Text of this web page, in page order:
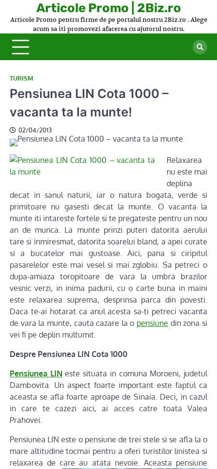
Articole Promo | 2Biz.ro
Articole Promo pentru firme de pe portalul nostru 2Biz.ro . Alege
acum sa iti promovezi afacerea cu ajutorul nostru.
TURISM
Pensiunea LIN Cota 1000 –
vacanta ta la munte!
02/04/2013
Relaxarea
nu este mai
deplina
decat in sanul naturii, iar o natura bogata, verde si
primitoare nu gasesti decat la munte. O vacanta la
munte iti intareste fortele si te pregateste pentru un nou
an de munca. La munte prinzi puteri datorita aerului
tare si inmiresmat, datorita soarelui bland, a apei curate
si a bucatelor mai gustoase. Aici, pana si ciripitul
pasarelelor este mai vesel si mai zglobiu. Sa petreci o
dupa-amiaza toropitoare de vara la umbra brazilor
vesnic verzi, in inima padurii, cu o carte buna in maini
este relaxarea suprema, desprinsa parca din povesti.
Daca te-ai hotarat ca anul acesta sa-ti petreci vacanta
de vara la munte, cauta cazare la o pensiune din zona si
vei fi pe deplin multumit.
Despre Pensiunea LIN Cota 1000
Pensiunea LIN este situata in comuna Moroeni, judetul
Dambovita. Un aspect foarte important este faptul ca
aceasta se afla foarte aproape de Sinaia. Deci, in cazul
in care te cazezi aici, ai acces catre toata Valea
Prahovei.
Pensiunea LIN este o pensiune de trei stele si se afla la o
mare altitudine tocmai pentru a oferi turistilor linistea si
relaxarea de care au atata nevoie. Aceasta pensiune